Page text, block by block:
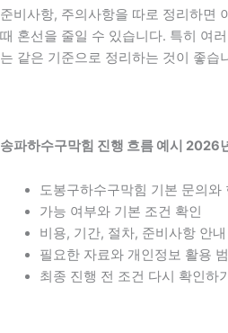
준비사항, 주의사항을 따로 정리하면
때 혼선을 줄일 수 있습니다. 특히 여
는 같은 기준으로 정리하는 것이 좋습
송파하수구막힘 진행 흐름 예시
도봉구하수구막힘 기본 문의와
가능 여부와 기본 조건 확인
비용, 기간, 절차, 준비사항 안내
필요한 자료와 개인정보 활용
최종 진행 전 조건 다시 확인하